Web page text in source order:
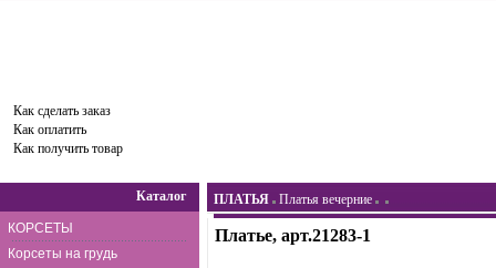
Как сделать заказ
Как оплатить
Как получить товар
Каталог
КОРСЕТЫ
Корсеты на грудь
ПЛАТЬЯ Платья вечерние
Платье, арт.21283-1